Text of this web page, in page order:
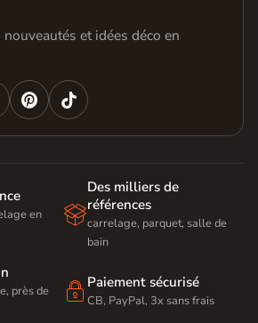
et idées déco en

en

Des milliers de
références
carrelage, parquet, salle de
bain
près de
 Paiement sécurisé
CB, PayPal, 3x sans frais